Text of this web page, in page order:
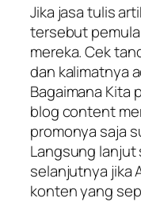
Jika jasa tulis
tersebut
mereka. Cek
dan kalimatnya
Bagaimana Kita
blog content
promonya saja
Langsung lanjut
selanjutnya jika
konten yang